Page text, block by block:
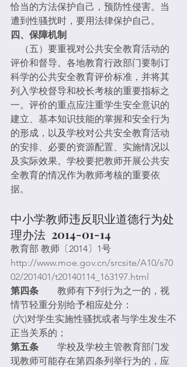
恰当的方法保护自己，预防性侵害。当
遭到性骚扰时，要用法律保护自己。
四、保障机制
（五）要重视对公共安全教育活动的
评价和督导。各地教育行政部门要制订
科学的公共安全教育评价标准，并将其
列入学校督导和校长考核的重要指标之
一。评价的重点应注重学生安全意识的
建立、基本知识技能的掌握和安全行为
的形成，以及学校对公共安全教育活动
的安排、必要的资源配置、实施情况以
及实际效果。学校要把教师开展公共安
全教育的情况作为教师考核的重要依
据。
中小学教师违反职业道德行为处
理办法  2014-01-14
教育部 教师〔2014〕1号
http://www.moe.gov.cn/srcsite/A10/s70
02/201401/t20140114_163197.html
第四条 教师有下列行为之一的，视
情节轻重分别给予相应处分：
(六)对学生实施性骚扰或者与学生发生不
正当关系的；
第五条 学校及学校主管教育部门发
现教师可能存在第四条列举行为的，应